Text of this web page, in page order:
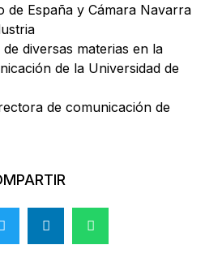
de España y Cámara Navarra
diversas materias en la
de la Universidad de
de comunicación de